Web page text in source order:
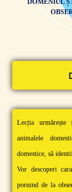
DOMENIUL
Lecția
animalele
domestice, să
Vor descoperi
pornind de la